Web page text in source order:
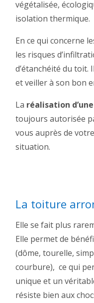
végétalisée,
isolation thermique.
En ce qui concerne
les risques
d’étanchéité du
et veiller à son bon
La réalisation
toujours autorisée
vous auprès de
situation.
La toiture
Elle se fait plus
Elle permet de
(dôme, tourelle,
courbure), ce qui
unique et un
résiste bien aux